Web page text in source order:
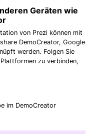
Geräten wie
von Prezi können mit
DemoCreator, Google
werden. Folgen Sie
zu verbinden,
im DemoCreator